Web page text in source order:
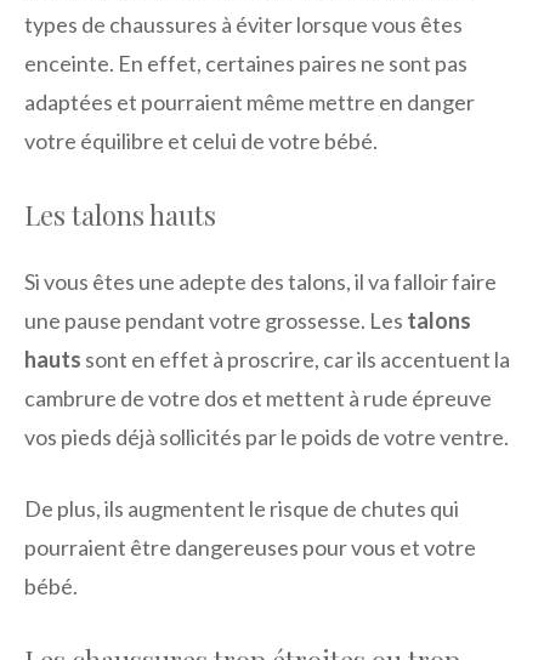
types de chaussures à éviter lorsque vous êtes
enceinte. En effet, certaines paires ne sont pas
adaptées et pourraient même mettre en danger
votre équilibre et celui de votre bébé.
Les talons hauts
Si vous êtes une adepte des talons, il va falloir faire
une pause pendant votre grossesse. Les talons
hauts sont en effet à proscrire, car ils accentuent la
cambrure de votre dos et mettent à rude épreuve
vos pieds déjà sollicités par le poids de votre ventre.
De plus, ils augmentent le risque de chutes qui
pourraient être dangereuses pour vous et votre
bébé.